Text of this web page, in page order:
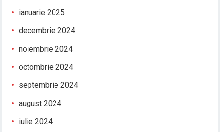
ianuarie 2025
decembrie 2024
noiembrie 2024
octombrie 2024
septembrie 2024
august 2024
iulie 2024